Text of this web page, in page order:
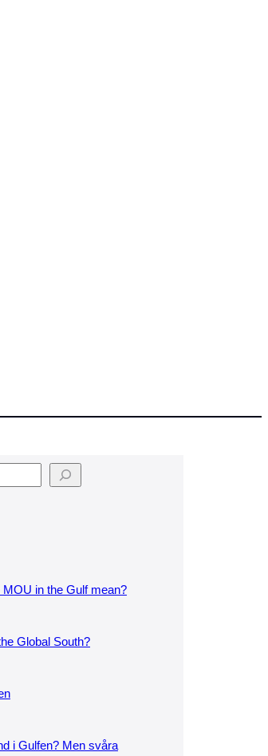
in the Gulf mean?
Global South?
i Gulfen? Men svåra